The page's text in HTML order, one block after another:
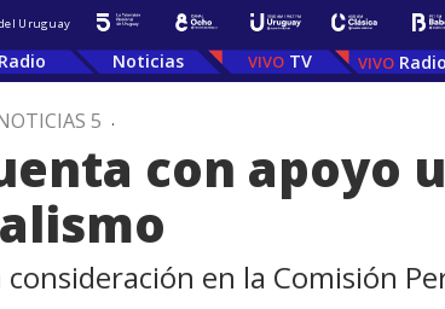
Uruguay
Radio Noticias TV
5 .
con apoyo
en la Comisión